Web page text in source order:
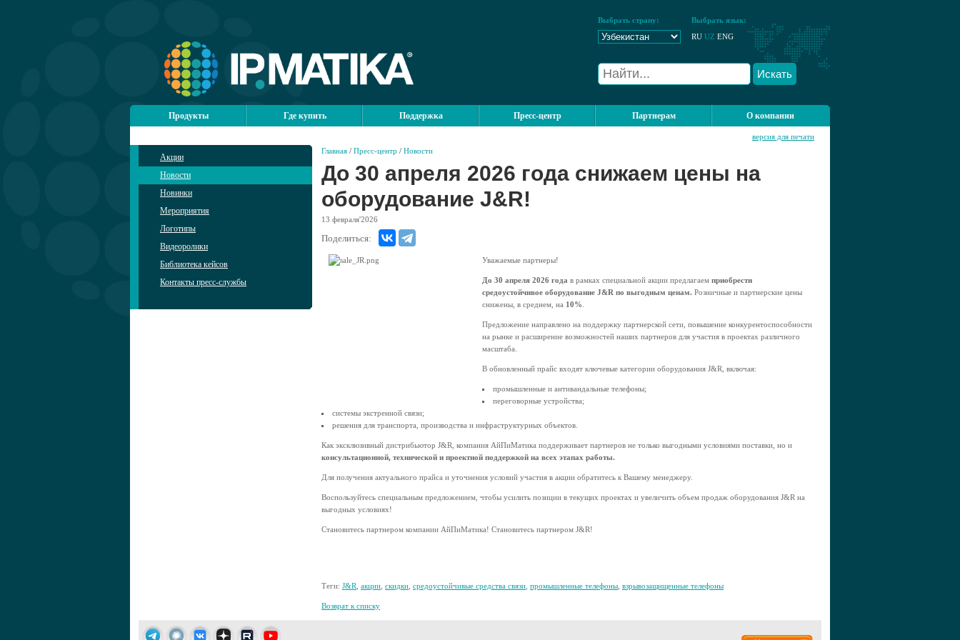
Выбрать страну:
Выбрать язык:
RU UZ ENG
Искать
Продукты Где купить Поддержка Пресс-центр Партнерам О компании
Акции
Новости
Новинки
Мероприятия
Логотипы
Видеоролики
Библиотека кейсов
Контакты пресс-службы
Главная / Пресс-центр / Новости
версия для печати
До 30 апреля 2026 года снижаем цены на
оборудование J&R!
13 февраля'2026
Поделиться:
Уважаемые партнеры!
До 30 апреля 2026 года в рамках специальной акции предлагаем приобрести
средоустойчивое оборудование J&R по выгодным ценам. Розничные и партнерские цены
снижены, в среднем, на 10%
Предложение направлено на поддержку партнерской сети, повышение конкурентоспособности
на рынке и расширение возможностей наших партнеров для участия в проектах различного
масштаба.
В обновленный прайс входят ключевые категории оборудования J&R, включая:
промышленные и антивандальные телефоны;
переговорные устройства;
системы экстренной связи;
решения для транспорта, производства и инфраструктурных объектов.
Как эксклюзивный дистрибьютор J&R, компания АйПиМатика поддерживает партнеров не только выгодными условиями поставки, но и
консультационной, технической и проектной поддержкой на всех этапах работы.
Для получения актуального прайса и уточнения условий участия в акции обратитесь к Вашему менеджеру.
Воспользуйтесь специальным предложением, чтобы усилить позиции в текущих проектах и увеличить объем продаж оборудования J&R на
выгодных условиях!
Становитесь партнером компании АйПиМатика! Становитесь партнером J&R!
Теги: J&R акции скидки средоустойчивые средства связи промышленные телефоны взрывозащищенные телефоны
Возврат к списку